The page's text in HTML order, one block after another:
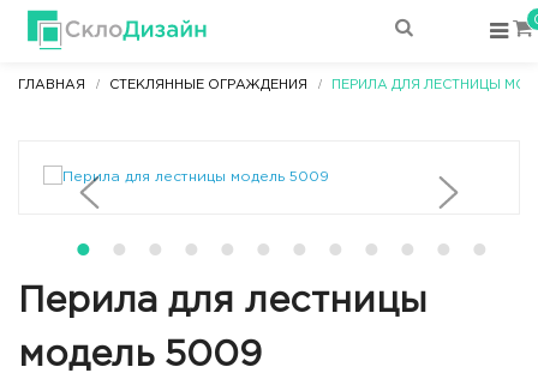
ГЛАВНАЯ СТЕКЛЯННЫЕ ОГРАЖДЕНИЯ ПЕРИЛА ДЛЯ ЛЕСТНИЦЫ
Перила для лестницы
модель 5009